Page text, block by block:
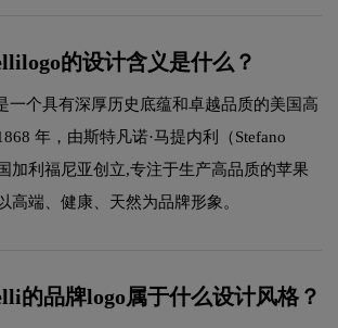
的设计含义是什么？
一个具有深厚历史底蕴和卓越品质的美国高
年，由斯特凡诺·马提内利（Stefano
加利福尼亚创立,专注于生产高品质的苹果
高端、健康、天然为品牌形象。
的品牌logo属于什么设计风格？